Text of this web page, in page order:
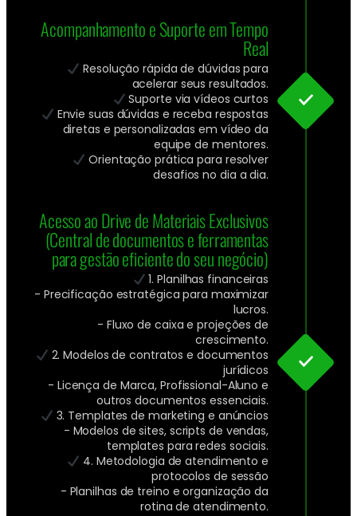
Acompanhamento e Suporte em Tempo
Real
Resolução rápida de dúvidas para
acelerar seus resultados.
Suporte via vídeos curtos
Envie suas dúvidas e receba respostas
diretas e personalizadas em vídeo da
equipe de mentores.
Orientação prática para resolver
desafios no dia a dia.
Acesso ao Drive de Materiais Exclusivos
(Central de documentos e ferramentas
para gestão eficiente do seu negócio)
1. Planilhas financeiras
- Precificação estratégica para maximizar
lucros.
- Fluxo de caixa e projeções de
crescimento.
2. Modelos de contratos e documentos
jurídicos
- Licença de Marca, Profissional-Aluno e
outros documentos essenciais.
3. Templates de marketing e anúncios
- Modelos de sites, scripts de vendas,
templates para redes sociais.
4. Metodologia de atendimento e
protocolos de sessão
- Planilhas de treino e organização da
rotina de atendimento.